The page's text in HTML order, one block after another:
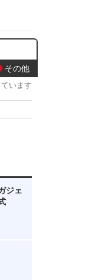
その他
います
ジェ